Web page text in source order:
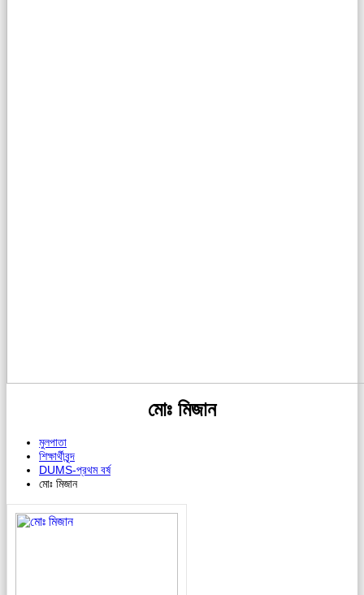
মোঃ মিজান
মুলপাতা
শিক্ষার্থীবৃন্দ
DUMS-প্রথম বর্ষ
মোঃ মিজান